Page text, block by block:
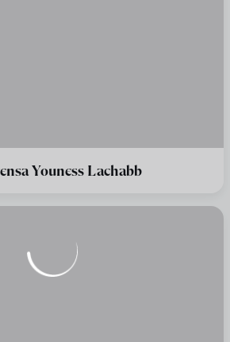
Youness Lachabb